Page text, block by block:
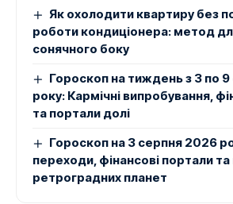
Як охолодити квартиру без
роботи кондиціонера: метод
сонячного боку
Гороскоп на тиждень з 3 по
року: Кармічні випробування,
та портали долі
Гороскоп на 3 серпня 2026
переходи, фінансові портали та
ретроградних планет